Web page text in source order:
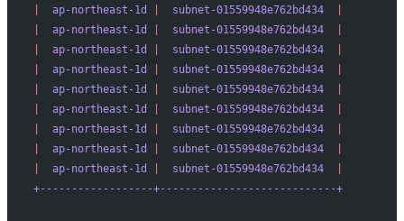
  ap-northeast-1d
  subnet-01559948e762bd434
  |
  ap-northeast-1d
  subnet-01559948e762bd434
  |
  ap-northeast-1d
  subnet-01559948e762bd434
  |
  ap-northeast-1d
  subnet-01559948e762bd434
  |
  ap-northeast-1d
  subnet-01559948e762bd434
  |
  ap-northeast-1d
  subnet-01559948e762bd434
  |
  ap-northeast-1d
  subnet-01559948e762bd434
  |
  ap-northeast-1d
  subnet-01559948e762bd434
  |
  ap-northeast-1d
  subnet-01559948e762bd434
  |
+------------------+----------------------------+